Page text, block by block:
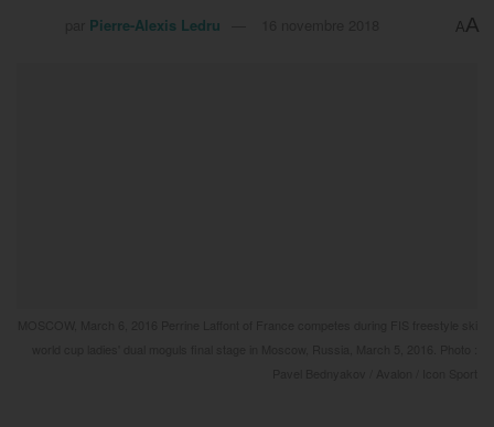
Pierre-Alexis Ledru AA